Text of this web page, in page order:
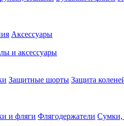
Аксессуары
и аксессуары
Защитные шорты Защита
и фляги Флягодержатели Сумки,